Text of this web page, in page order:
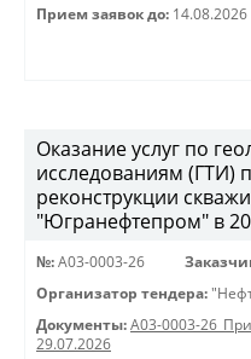
Прием заявок до: 14.08.2026
Оказание услуг по
исследованиям (ГТИ)
реконструкции
"Югранефтепром" в
№: A03-0003-26
Организатор тендера:
Документы: A03-0003-
29.07.2026